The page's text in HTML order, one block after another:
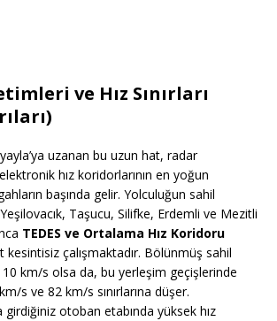
ve Hız Sınırları
uzanan bu uzun hat, radar
hız koridorlarının en yoğun
başında gelir. Yolculuğun sahil
Taşucu, Silifke, Erdemli ve Mezitli
TEDES ve Ortalama Hız Koridoru
kesintisiz çalışmaktadır. Bölünmüş sahil
110 km/s olsa da, bu yerleşim geçişlerinde
s ve 82 km/s sınırlarına düşer.
girdiğiniz otoban etabında yüksek hız